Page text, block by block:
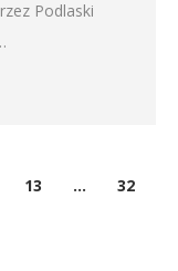
Podlaski
13 … 32